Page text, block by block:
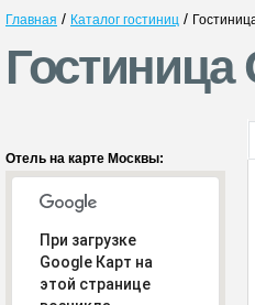
Главная / Каталог гостиниц /
Гостиница
Отель на карте Москвы:
При загрузке
Google Карт на
этой странице